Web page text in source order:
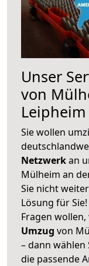
Unser
von
Leipheim
Sie wollen
Netzwerkan
Mülheim an
Sie nicht
Lösung für
Fragen wollen,
Umzug von
– dann
die passende